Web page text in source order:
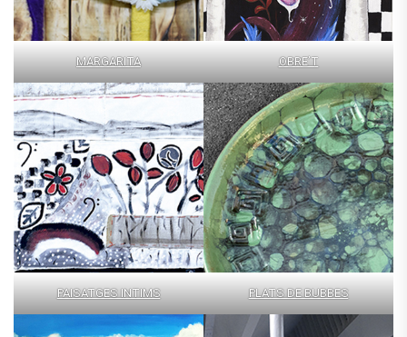
MARGARITA OBRE’T
PAISATGES INTIMS PLATS DE BUBBES